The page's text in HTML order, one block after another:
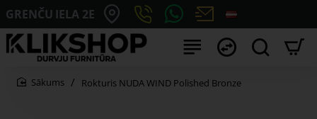
GRENČU IELA 2E
Rokturis NUDA WIND Polished Bronze